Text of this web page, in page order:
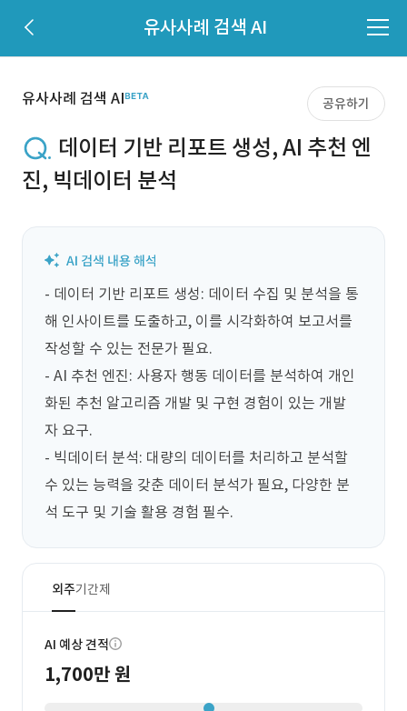
유사사례 검색 AI
유사사례 검색 AI 공유하기
데이터 기반 리포트 생성, AI 추천 엔
진, 빅데이터 분석
- 데이터 기반 리포트 생성: 데이터 수집 및 분석을 통
해 인사이트를 도출하고, 이를 시각화하여 보고서를
작성할 수 있는 전문가 필요.
- AI 추천 엔진: 사용자 행동 데이터를 분석하여 개인
화된 추천 알고리즘 개발 및 구현 경험이 있는 개발
자 요구.
- 빅데이터 분석: 대량의 데이터를 처리하고 분석할
수 있는 능력을 갖춘 데이터 분석가 필요, 다양한 분
석 도구 및 기술 활용 경험 필수.
외주기간제
AI 예상 견적
1,700만 원